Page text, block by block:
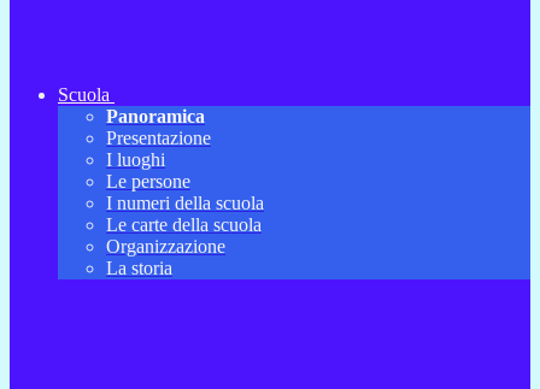
Scuola
Panoramica
Presentazione
I luoghi
Le persone
I numeri della scuola
Le carte della scuola
Organizzazione
La storia